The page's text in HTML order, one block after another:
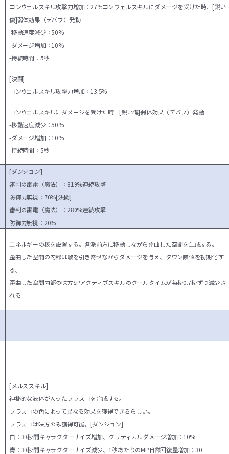
コンウェルスキル攻撃力増加：27%コンウェルスキルにダメージを受けた時、[鋭い
傷]弱体効果（デバフ）発動
-移動速度減少：50%
-ダメージ増加：10%
-持続時間：5秒
[決闘]
コンウェルスキル攻撃力増加：13.5%
コンウェルスキルにダメージを受けた時、[鋭い傷]弱体効果（デバフ）発動
-移動速度減少：50%
-ダメージ増加：10%
-持続時間：5秒
[ダンジョン]
審判の雷電（魔法）：819%連続攻撃
防御力無視：70%[決闘]
審判の雷電（魔法）：280%連続攻撃
防御力無視：20%
エネルギーの核を設置する。各派前方に移動しながら歪曲した空間を生成する。
歪曲した空間の内部は敵を引き寄せながらダメージを与え、ダウン数値を初期化す
る。
歪曲した空間内部の味方SPアクティブスキルのクールタイムが毎秒0.7秒ずつ減少さ
れる
[メルススキル]
神秘的な液体が入ったフラスコを合成する。
フラスコの色によって異なる効果を獲得できるらしい。
フラスコは味方のみ獲得可能。[ダンジョン]
白：30秒間キャラクターサイズ増加、クリティカルダメージ増加：10%
青：30秒間キャラクターサイズ減少、1秒あたりのMP自然回復量増加：30